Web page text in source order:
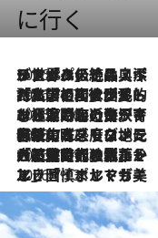
に行く
2026.8.8
リスボンの絶品スイーツ「パステル・デ・ナタ」とは？ポルトガル伝統の奥深い世界へ
2026.7.27
「私の祖国はポルトガル語です」国民的詩人フェルナンド・ペソアと、彼が愛した文学の街を歩く
2026.7.26
ポルトガル近海が育む極上の海の幸。キリリと冷えた白ワインと愉しむ、シーフード専門店の贅沢
2026.7.22
伝統の味をモダンに昇華。高感度な地元客が集う、リスボンの最旬ガストロノミー
2026.7.21
大航海時代の栄華から、震災、独裁、そして革命へ。ポルトガル・首都リスボンの石畳に刻まれた「歴史の光と影」
2026.7.13
エッセイ・ヤマザキマリ「慎ましくも美しき国 ポルトガル」